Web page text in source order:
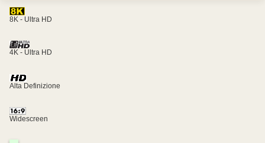
8K - Ultra HD
4K - Ultra HD
Alta Definizione
Widescreen